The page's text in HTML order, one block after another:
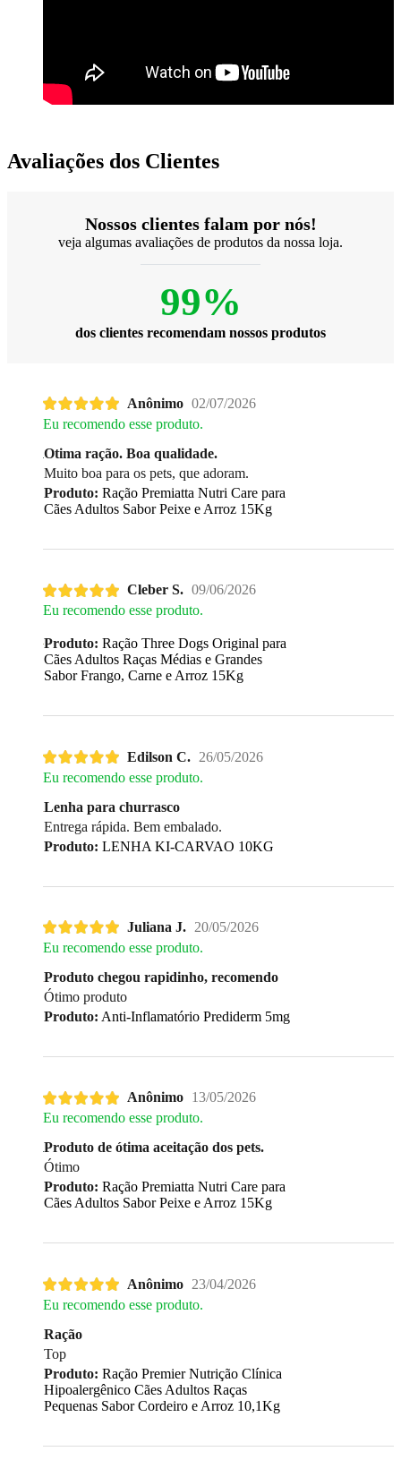
Avaliações dos Clientes
Nossos clientes falam por nós!
veja algumas avaliações de produtos da nossa loja.
99%
dos clientes recomendam nossos produtos
Anônimo 02/07/2026
Eu recomendo esse produto.
Otima ração. Boa qualidade.
Muito boa para os pets, que adoram.
Produto: Ração Premiatta Nutri Care para
Cães Adultos Sabor Peixe e Arroz 15Kg
Cleber S. 09/06/2026
Eu recomendo esse produto.
Produto: Ração Three Dogs Original para
Cães Adultos Raças Médias e Grandes
Sabor Frango, Carne e Arroz 15Kg
Edilson C. 26/05/2026
Eu recomendo esse produto.
Lenha para churrasco
Entrega rápida. Bem embalado.
Produto: LENHA KI-CARVAO 10KG
Juliana J. 20/05/2026
Eu recomendo esse produto.
Produto chegou rapidinho, recomendo
Ótimo produto
Produto: Anti-Inflamatório Prediderm 5mg
Anônimo 13/05/2026
Eu recomendo esse produto.
Produto de ótima aceitação dos pets.
Ótimo
Produto: Ração Premiatta Nutri Care para
Cães Adultos Sabor Peixe e Arroz 15Kg
Anônimo 23/04/2026
Eu recomendo esse produto.
Ração
Top
Produto: Ração Premier Nutrição Clínica
Hipoalergênico Cães Adultos Raças
Pequenas Sabor Cordeiro e Arroz 10,1Kg